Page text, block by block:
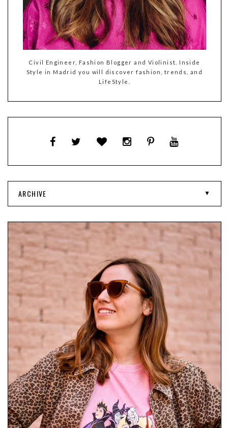
Civil Engineer, Fashion Blogger and Violinist. Inside
Style in Madrid you will discover fashion, trends, and
LifeStyle.
ARCHIVE